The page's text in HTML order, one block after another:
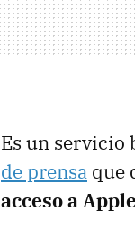
Es un servicio
de prensa que
acceso a